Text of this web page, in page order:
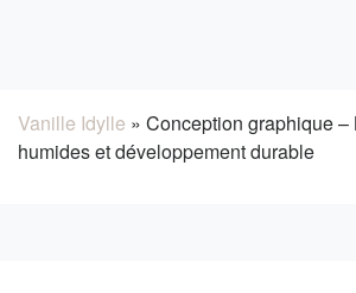
Vanille Idylle » Conception graphique
humides et développement durable